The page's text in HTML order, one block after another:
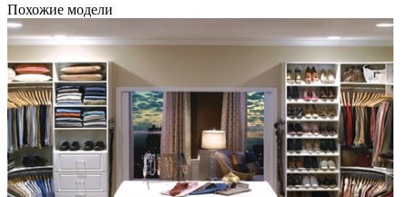
Похожие модели